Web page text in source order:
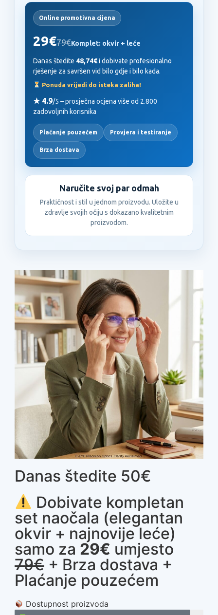
Online promotivna cijena
29€79€Komplet: okvir + leće
Danas štedite 48,74€i dobivate profesionalno
rješenje za savršen vid bilo gdje i bilo kada.
Ponuda vrijedi do isteka zaliha!
★ 4.9/5 – prosječna ocjena više od 2.800
zadovoljnih korisnika
Plaćanje pouzećem Provjera i testiranje
Brza dostava
Naručite svoj par odmah
Praktičnost i stil u jednom proizvodu. Uložite u
zdravlje svojih očiju s dokazano kvalitetnim
proizvodom.
Danas štedite 50€
Dobivate kompletan
set naočala (elegantan
okvir + najnovije leće)
samo za 29€ umjesto
79€ + Brza dostava +
Plaćanje pouzećem
Dostupnost proizvoda